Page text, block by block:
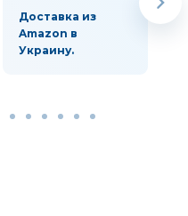
Доставка из
Amazon в
Украину.